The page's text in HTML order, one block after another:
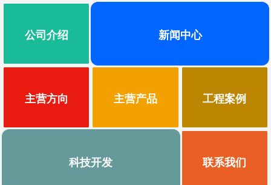
公司介绍 新闻中心
主营方向 主营产品 工程案例
科技开发 联系我们